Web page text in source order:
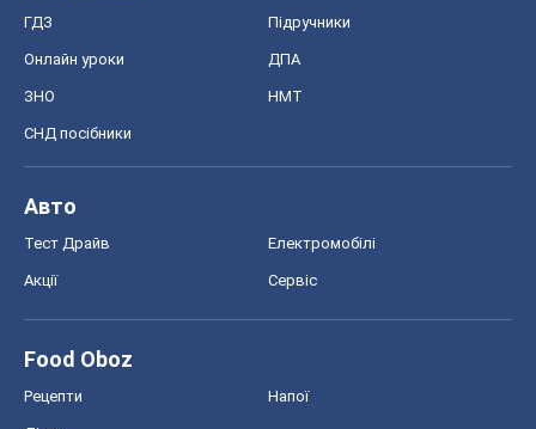
ГДЗ Підручники
Онлайн уроки ДПА
ЗНО НМТ
СНД посібники
Авто
Тест Драйв Електромобілі
Акції Сервіс
Food Oboz
Рецепти Напої